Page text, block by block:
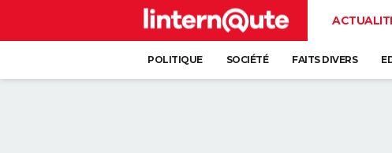
POLITIQUE SOCIÉTÉ FAITS DIVERS